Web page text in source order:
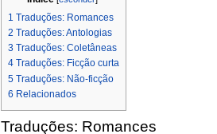
1 Traduções: Romances
2 Traduções: Antologias
3 Traduções: Coletâneas
4 Traduções: Ficção curta
5 Traduções: Não-ficção
6 Relacionados
Traduções: Romances